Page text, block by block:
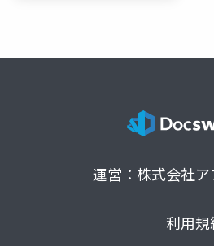
運営：株式会社
利用規